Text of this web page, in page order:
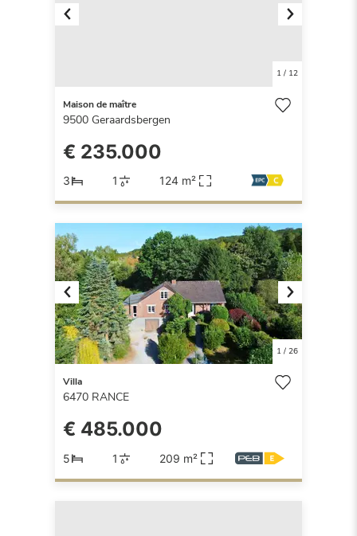
Next
1/ 12
Maison de maître
9500 Geraardsbergen
€ 235.000
3 1 124 m²
Previous Next
1/ 26
Villa
6470 RANCE
€ 485.000
5 1 209 m²